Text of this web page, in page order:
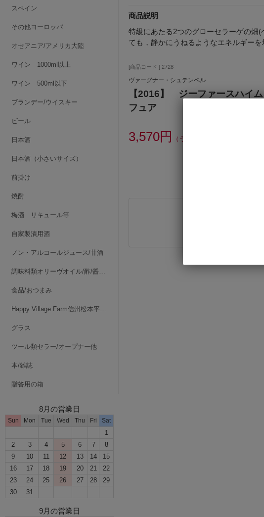
スペイン
その他ヨーロッパ
オセアニア/アメリカ大陸
ワイン 1000ml以上
ワイン 500ml以下
ブランデー/ウイスキー
ビール
日本酒
日本酒（小さいサイズ）
前掛け
焼酎
梅酒 リキュール等
自家製漬用酒
ノン・アルコールジュース/甘酒
調味料類オリーヴオイル/酢/醤油/みりん/他
食品/おつまみ
Happy Village Farm信州松本平・波田
グラス
ツール類セラー/オープナー他
本/雑誌
贈答用の箱
8月の営業日
Sun Mon Tue Wed Thu Fri Sat
1
2
3 4 5 6 7
8
9
10 11 12 13 14
15
16
17 18 19 20 21
22
23
24 25 26 27 28
29
30
31
9月の営業日
商品説明
特級にあたる2つのグローセラーゲの畑
ても，静かにうねるようなエネルギー
[商品コード ] 2728
ヴァーグナー・シュテンペル
【2016】 ジーファースハ
フュア
3,570円 （うち消費税額324円）